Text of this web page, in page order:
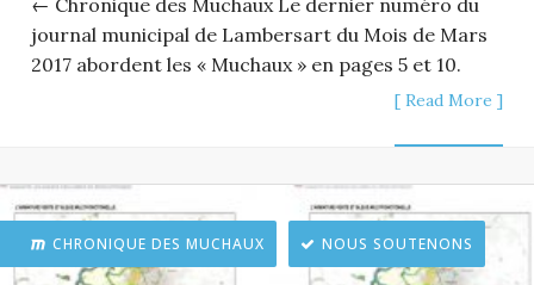
journal municipal de Lambersart du Mois de Mars
2017 abordent les « Muchaux » en pages 5 et 10.
[ Read More ]
CHRONIQUE DES MUCHAUX NOUS SOUTENONS